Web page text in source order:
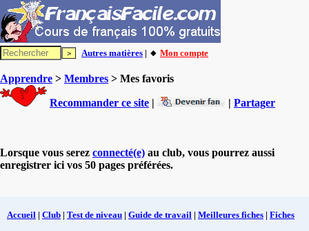
Autres matières | 🔸 Mon compte
Apprendre > Membres > Mes favoris
Recommander ce site | | Partager
Lorsque vous serez connecté(e) au club, vous pourrez aussi
enregistrer ici vos 50 pages préférées.
Accueil | Club | Test de niveau | Guide de travail | Meilleures fiches | Fiches